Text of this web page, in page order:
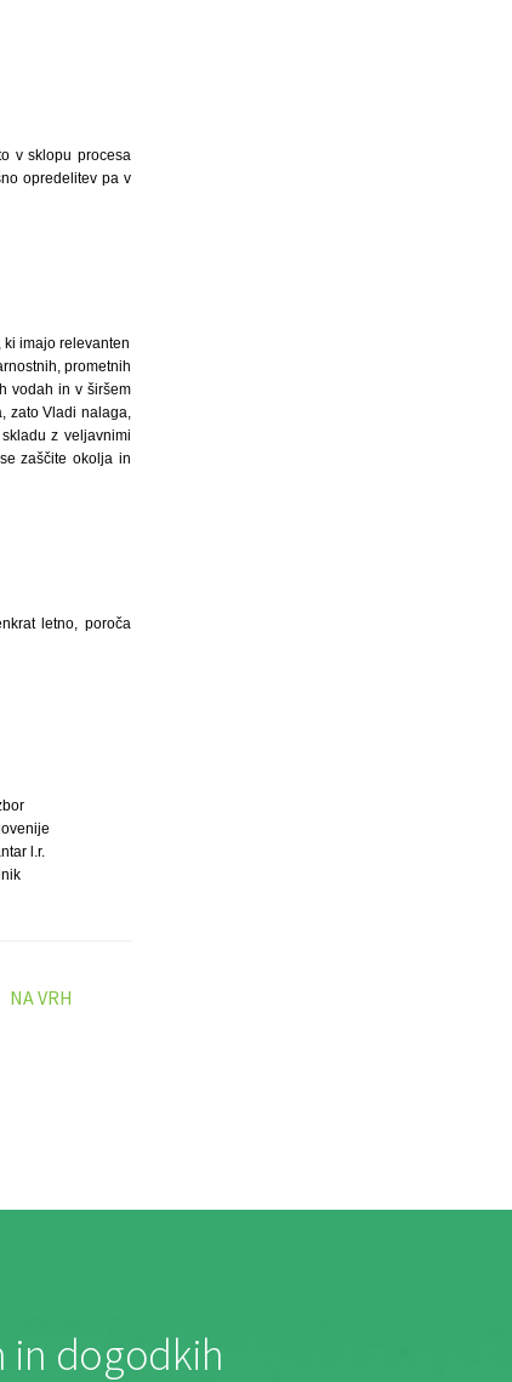
v sklopu procesa
opredelitev pa v
imajo relevanten
prometnih
vodah in v širšem
zato Vladi nalaga,
z veljavnimi
zaščite okolja in
letno, poroča
l.r.
NA VRH
in dogodkih